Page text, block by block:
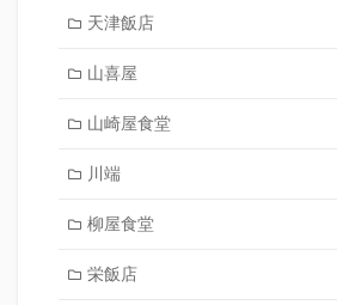
天津飯店
山喜屋
山崎屋食堂
川端
柳屋食堂
栄飯店